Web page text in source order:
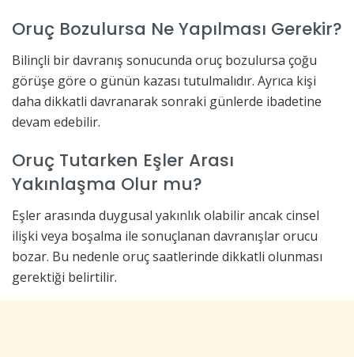
Oruç Bozulursa Ne Yapılması Gerekir?
Bilinçli bir davranış sonucunda oruç bozulursa çoğu
görüşe göre o günün kazası tutulmalıdır. Ayrıca kişi
daha dikkatli davranarak sonraki günlerde ibadetine
devam edebilir.
Oruç Tutarken Eşler Arası
Yakınlaşma Olur mu?
Eşler arasında duygusal yakınlık olabilir ancak cinsel
ilişki veya boşalma ile sonuçlanan davranışlar orucu
bozar. Bu nedenle oruç saatlerinde dikkatli olunması
gerektiği belirtilir.